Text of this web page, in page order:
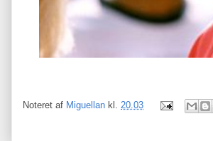
Noteret af Miguellan kl. 20.03